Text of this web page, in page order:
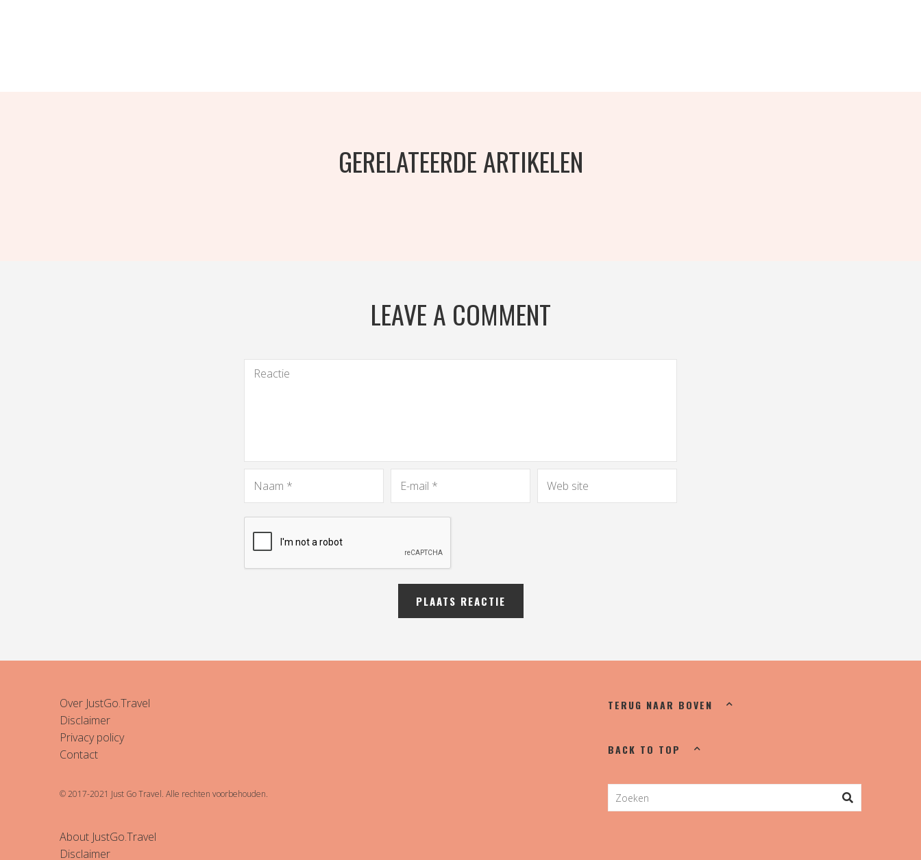
GERELATEERDE ARTIKELEN
LEAVE A COMMENT
Over JustGo.Travel
Disclaimer
Privacy policy
Contact
© 2017-2021 Just Go Travel. Alle rechten voorbehouden.
About JustGo.Travel
Disclaimer
TERUG NAAR BOVEN
BACK TO TOP